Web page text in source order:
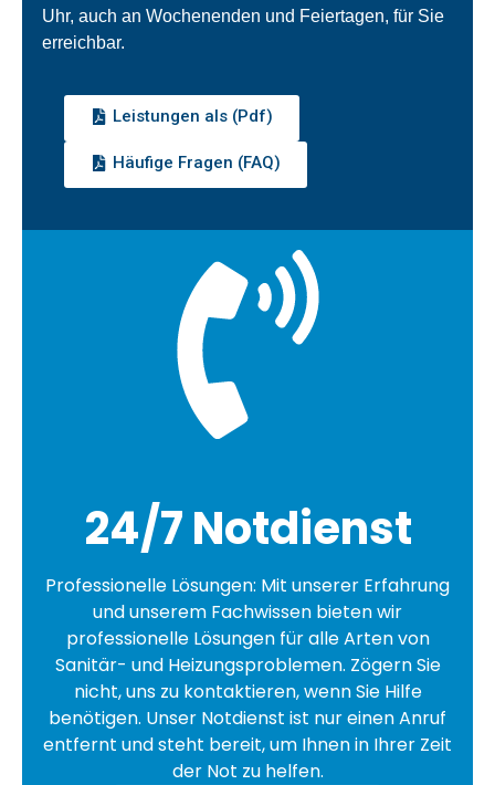
Uhr, auch an Wochenenden und Feiertagen, für Sie
erreichbar.
Leistungen als (Pdf)
Häufige Fragen (FAQ)
24/7 Notdienst
Professionelle Lösungen: Mit unserer Erfahrung
und unserem Fachwissen bieten wir
professionelle Lösungen für alle Arten von
Sanitär- und Heizungsproblemen. Zögern Sie
nicht, uns zu kontaktieren, wenn Sie Hilfe
benötigen. Unser Notdienst ist nur einen Anruf
entfernt und steht bereit, um Ihnen in Ihrer Zeit
der Not zu helfen.